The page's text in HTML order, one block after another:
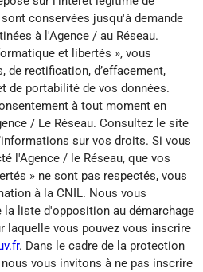
conservées jusqu'à demande
à l'Agence / au Réseau.
et libertés », vous
de rectification, d’effacement,
de portabilité de vos données.
à tout moment en
/ Le Réseau. Consultez le site
sur vos droits. Si vous
l'Agence / le Réseau, que vos
» ne sont pas respectés, vous
à la CNIL. Nous vous
la liste d'opposition au démarchage
laquelle vous pouvez vous inscrire
. Dans le cadre de la protection
vous invitons à ne pas inscrire